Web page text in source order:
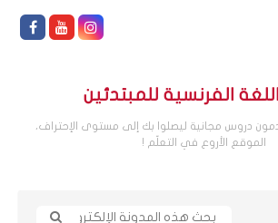
الفرنسية للمبتدئين
دروس مجانية ليصلوا بك إلى مستوى الإحتراف،
الموقع الأروع في التعلّم !